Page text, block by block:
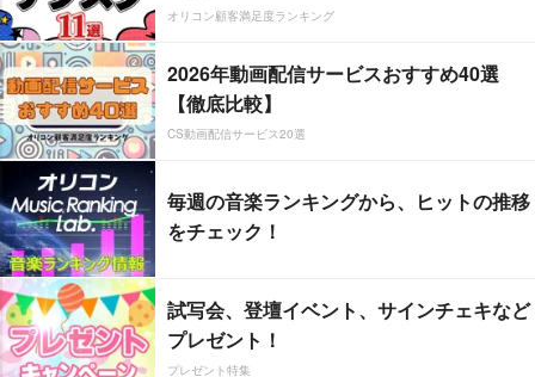
オリコン顧客満足度ランキング
2026年動画配信サービスおすすめ40選
【徹底比較】
CS動画配信サービス20選
毎週の音楽ランキングから、ヒットの推移
をチェック！
試写会、登壇イベント、サインチェキなど
プレゼント！
プレゼント特集